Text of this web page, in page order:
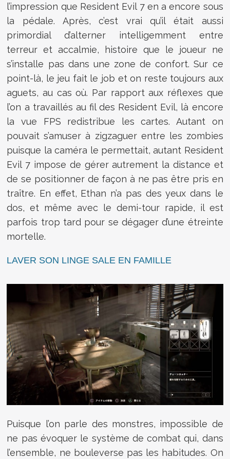
l’impression que Resident Evil 7 en a encore sous
la pédale. Après, c’est vrai qu’il était aussi
primordial d’alterner intelligemment entre
terreur et accalmie, histoire que le joueur ne
s’installe pas dans une zone de confort. Sur ce
point-là, le jeu fait le job et on reste toujours aux
aguets, au cas où. Par rapport aux réflexes que
l’on a travaillés au fil des Resident Evil, là encore
la vue FPS redistribue les cartes. Autant on
pouvait s’amuser à zigzaguer entre les zombies
puisque la caméra le permettait, autant Resident
Evil 7 impose de gérer autrement la distance et
de se positionner de façon à ne pas être pris en
traître. En effet, Ethan n’a pas des yeux dans le
dos, et même avec le demi-tour rapide, il est
parfois trop tard pour se dégager d’une étreinte
mortelle.
LAVER SON LINGE SALE EN FAMILLE
Puisque l’on parle des monstres, impossible de
ne pas évoquer le système de combat qui, dans
l’ensemble, ne bouleverse pas les habitudes. On